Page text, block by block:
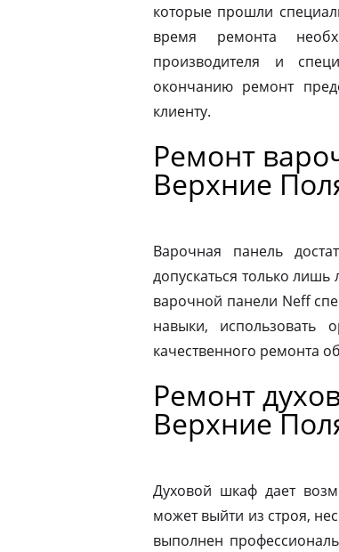
которые прошли
время ремонта
производителя и
окончанию ремонт
клиенту.
Ремонт
Верхние
Варочная панель
допускаться только
варочной панели Neff
навыки, использовать
качественного ремонта
Ремонт
Верхние
Духовой шкаф дает
может выйти из строя,
выполнен